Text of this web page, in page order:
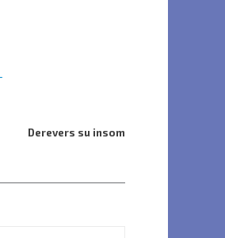
Derevers su insom